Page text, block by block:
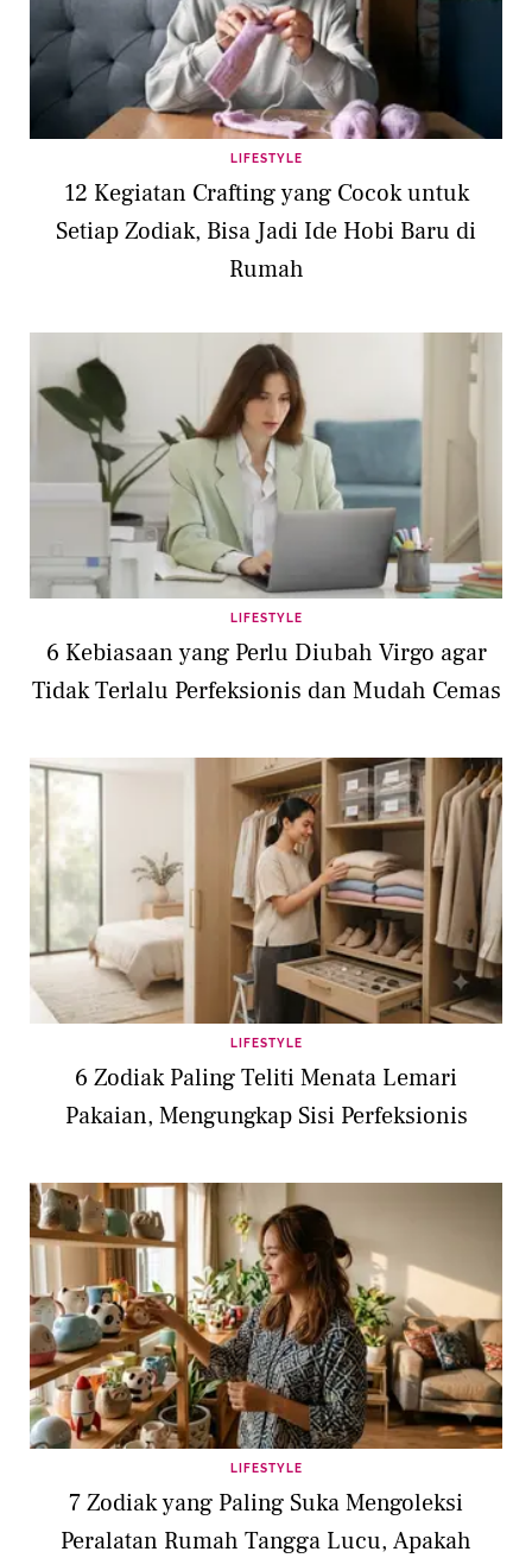
LIFESTYLE
12 Kegiatan Crafting yang Cocok untuk
Setiap Zodiak, Bisa Jadi Ide Hobi Baru di
Rumah
LIFESTYLE
6 Kebiasaan yang Perlu Diubah Virgo agar
Tidak Terlalu Perfeksionis dan Mudah Cemas
LIFESTYLE
6 Zodiak Paling Teliti Menata Lemari
Pakaian, Mengungkap Sisi Perfeksionis
LIFESTYLE
7 Zodiak yang Paling Suka Mengoleksi
Peralatan Rumah Tangga Lucu, Apakah